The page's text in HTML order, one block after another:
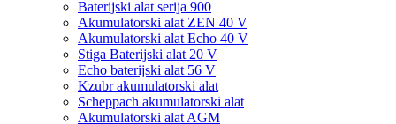
Baterijski alat serija 900
Akumulatorski alat ZEN 40 V
Akumulatorski alat Echo 40 V
Stiga Baterijski alat 20 V
Echo baterijski alat 56 V
Kzubr akumulatorski alat
Scheppach akumulatorski alat
Akumulatorski alat AGM